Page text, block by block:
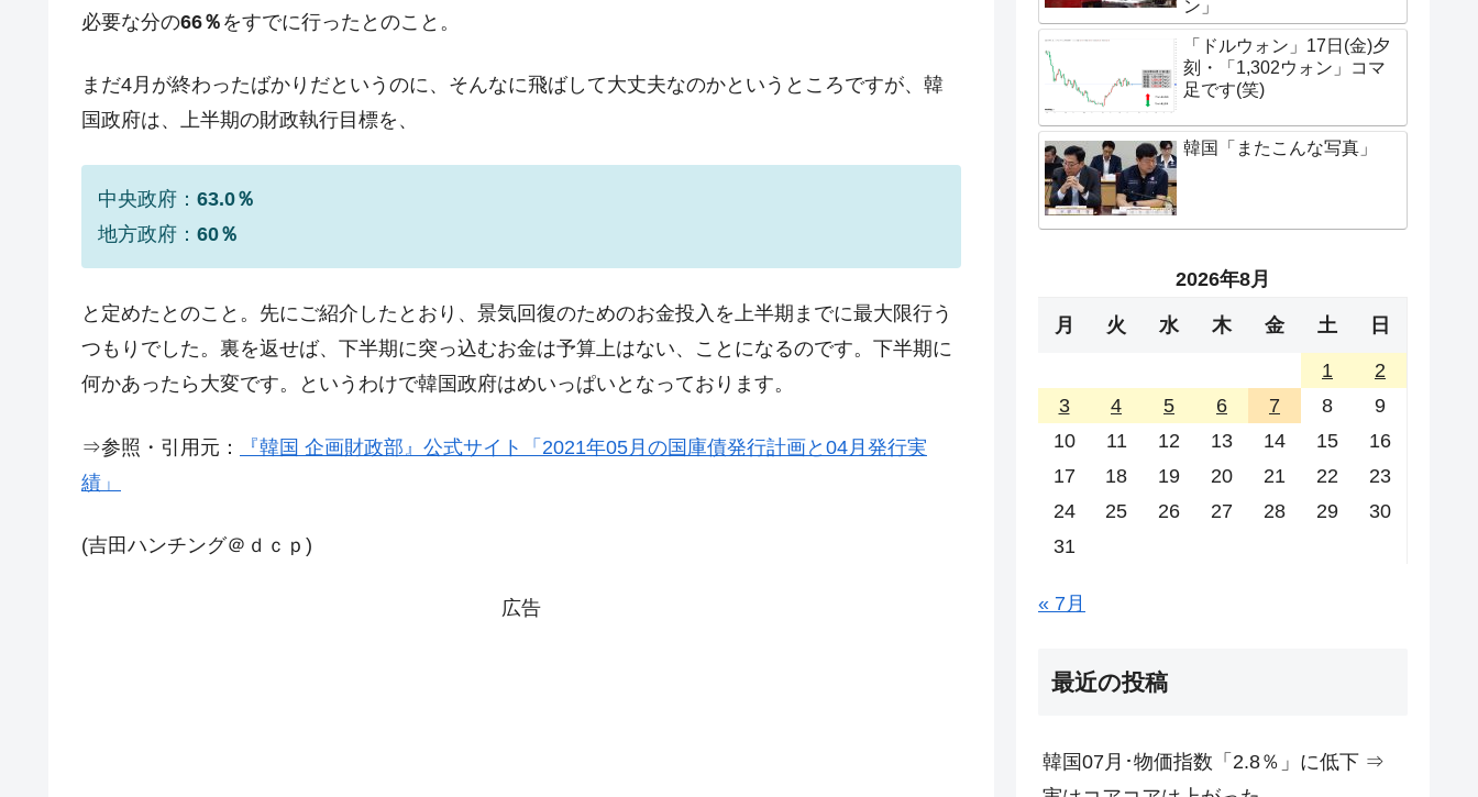
『Money1』 韓国型イージス搭載の次世代駆逐艦「KDDX」1番艦、2032年竣工と公示
『Money1』
『Money1』
韓国政府『BYD』車への補助金を全廃 ⇒ 実は韓国で『BYD』車は売れている。6カ月で対前年同期比
ドを掲げる「在韓反米勢力」
『Money1』 韓国政府「2035年までに18.4GW規模のAIデータセンター整備」⇒ だから無理だってば。
『Money1』 韓国『国民年金公団』株価暴落で200兆蒸発。
『Money1』 韓国鉄鋼最大手『POSCO』ズブズブ沈む。営業利益80.2％も減少
『Money1』
『Money1』 韓国ボンクラ政策室長･金容範、株価暴落に他人事のような発言。
韓国半導体『SKハイニックス』2026年2Qの業績「史上最高益」当期純利益は前年同期比13.4倍に。
必要な分の66％ をすでに行ったとのこと。
まだ4月が終わったばかりだというのに、そんなに飛ばして大丈夫なのかというところですが、韓
国政府は、上半期の財政執行目標を、
中央政府： 63.0％
地方政府： 60％
と定めたとのこと。先にご紹介したとおり、景気回復のためのお金投入を上半期までに最大限行う
つもりでした。裏を返せば、下半期に突っ込むお金は予算上はない、ことになるのです。下半期に
何かあったら大変です。というわけで韓国政府はめいっぱいとなっております。
⇒参照・引用元：
『韓国 企画財政部』公式サイト「2021年05月の国庫債発行計画と04月発行実
績」
(吉田ハンチング＠ｄｃｐ)
広告
ン」
「ドルウォン」17日(金)夕
刻・「1,302ウォン」コマ
足です(笑)
韓国「またこんな写真」
2026年8月
月 火 水 木 金 土 日
1
2
3
4 5 6 7 8
9
10
11 12 13 14 15
16
17
18 19 20 21 22
23
24
25 26 27 28 29
30
31
« 7月
最近の投稿
韓国07月･物価指数「2.8％」に低下 ⇒